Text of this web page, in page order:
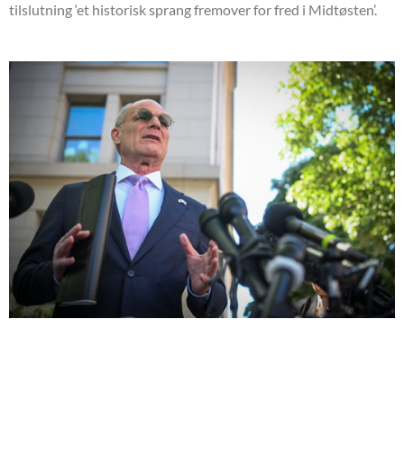
tilslutning ‘et historisk sprang fremover for fred i Midtøsten’.